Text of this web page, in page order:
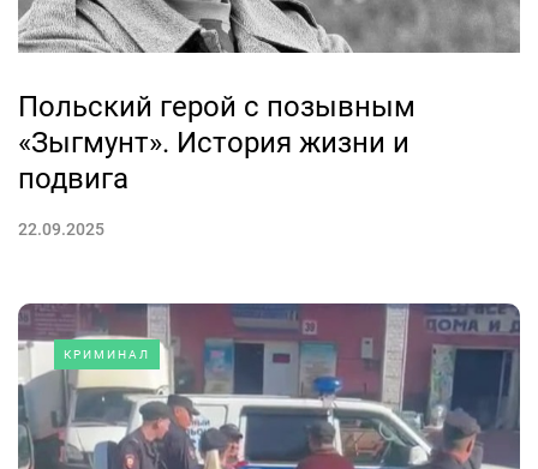
Польский герой с позывным
«Зыгмунт». История жизни и
подвига
22.09.2025
КРИМИНАЛ